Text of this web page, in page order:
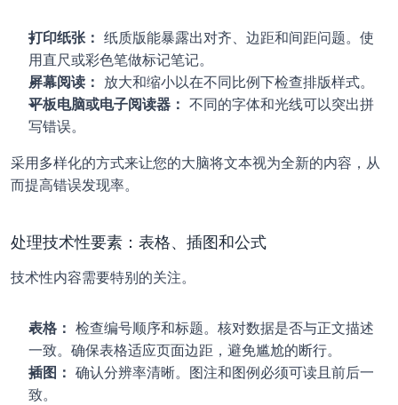
打印纸张： 纸质版能暴露出对齐、边距和间距问题。使
用直尺或彩色笔做标记笔记。
屏幕阅读： 放大和缩小以在不同比例下检查排版样式。
平板电脑或电子阅读器： 不同的字体和光线可以突出拼
写错误。
采用多样化的方式来让您的大脑将文本视为全新的内容，从
而提高错误发现率。
处理技术性要素：表格、插图和公式
技术性内容需要特别的关注。
表格： 检查编号顺序和标题。核对数据是否与正文描述
一致。确保表格适应页面边距，避免尴尬的断行。
插图： 确认分辨率清晰。图注和图例必须可读且前后一
致。